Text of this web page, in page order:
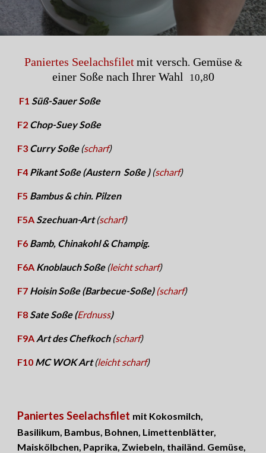
Paniertes Seelachsfilet mit versch. Gemüse&
einer Soße nach Ihrer Wahl 10,80
F1 Süß-Sauer Soße
F2 Chop-Suey Soße
F3 Curry Soße (scharf)
F4 Pikant Soße (Austern Soße ) (scharf)
F5 Bambus & chin. Pilzen
F5ASzechuan-Art(scharf)
F6 Bamb, Chinakohl & Champig.
F6A Knoblauch Soße (leicht scharf)
F7 Hoisin Soße (Barbecue-Soße) (scharf)
F8Sate Soße (Erdnuss)
F9A Art des Chefkoch (scharf)
F10 MC WOK Art(leicht scharf)
Paniertes Seelachsfilet mit Kokosmilch,
Basilikum, Bambus, Bohnen, Limettenblätter,
Maiskölbchen, Paprika, Zwiebeln, thailänd. Gemüse,